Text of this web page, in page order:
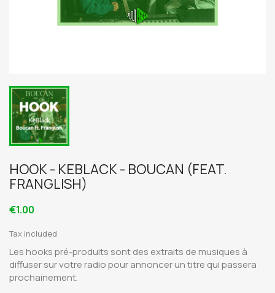
HOOK - KEBLACK - BOUCAN (FEAT.
FRANGLISH)
€1.00
Tax included
Les hooks pré-produits sont des extraits de musiques à
diffuser sur votre radio pour annoncer un titre qui passera
prochainement.